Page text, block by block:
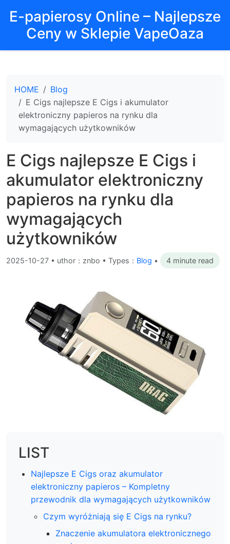
E-papierosy Online – Najlepsze
Ceny w Sklepie VapeOaza
HOME
Blog
E Cigs najlepsze E Cigs i akumulator
elektroniczny papieros na rynku dla
wymagających użytkowników
E Cigs najlepsze E Cigs i
akumulator elektroniczny
papieros na rynku dla
wymagających
użytkowników
2025-10-27 • uthor：znbo • Types： Blog • 4 minute read
LIST
Najlepsze E Cigs oraz akumulator
elektroniczny papieros – Kompletny
przewodnik dla wymagających użytkowników
Czym wyróżniają się E Cigs na rynku?
Znaczenie akumulatora elektronicznego